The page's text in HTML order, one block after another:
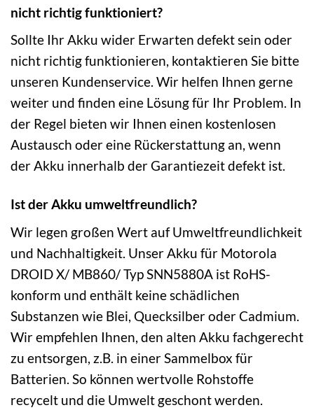
nicht richtig funktioniert?
Sollte Ihr Akku wider Erwarten defekt sein oder
nicht richtig funktionieren, kontaktieren Sie bitte
unseren Kundenservice. Wir helfen Ihnen gerne
weiter und finden eine Lösung für Ihr Problem. In
der Regel bieten wir Ihnen einen kostenlosen
Austausch oder eine Rückerstattung an, wenn
der Akku innerhalb der Garantiezeit defekt ist.
Ist der Akku umweltfreundlich?
Wir legen großen Wert auf Umweltfreundlichkeit
und Nachhaltigkeit. Unser Akku für Motorola
DROID X/ MB860/ Typ SNN5880A ist RoHS-
konform und enthält keine schädlichen
Substanzen wie Blei, Quecksilber oder Cadmium.
Wir empfehlen Ihnen, den alten Akku fachgerecht
zu entsorgen, z.B. in einer Sammelbox für
Batterien. So können wertvolle Rohstoffe
recycelt und die Umwelt geschont werden.